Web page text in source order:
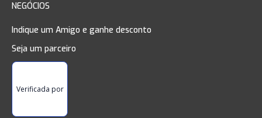
NEGÓCIOS
Indique um Amigo e ganhe desconto
Seja um parceiro
Verificada por